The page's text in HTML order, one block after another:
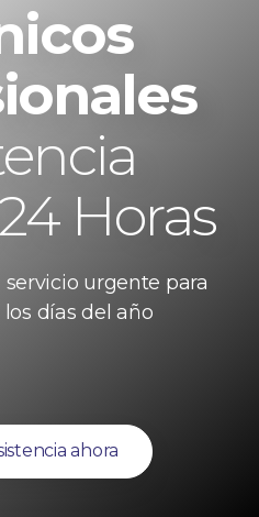
Horas
urgente para
días del año
ahora